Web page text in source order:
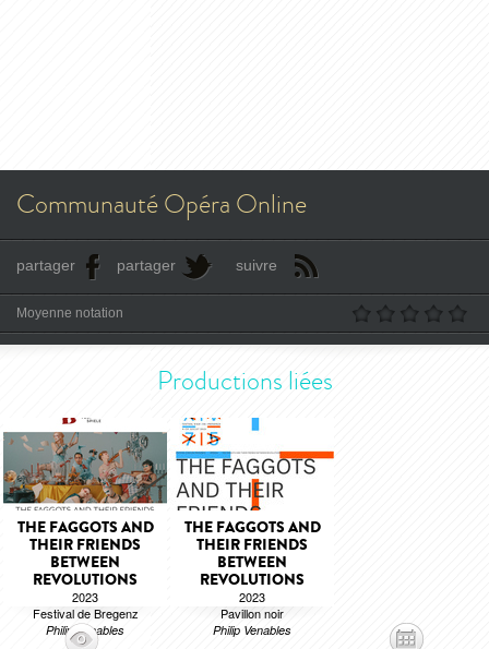
Communauté Opéra Online
partager partager suivre
Moyenne notation
Productions liées
THE FAGGOTS AND
THEIR FRIENDS
BETWEEN
REVOLUTIONS
2023
Festival de Bregenz
Philip Venables
THE FAGGOTS AND
THEIR FRIENDS
BETWEEN
REVOLUTIONS
2023
Pavillon noir
Philip Venables